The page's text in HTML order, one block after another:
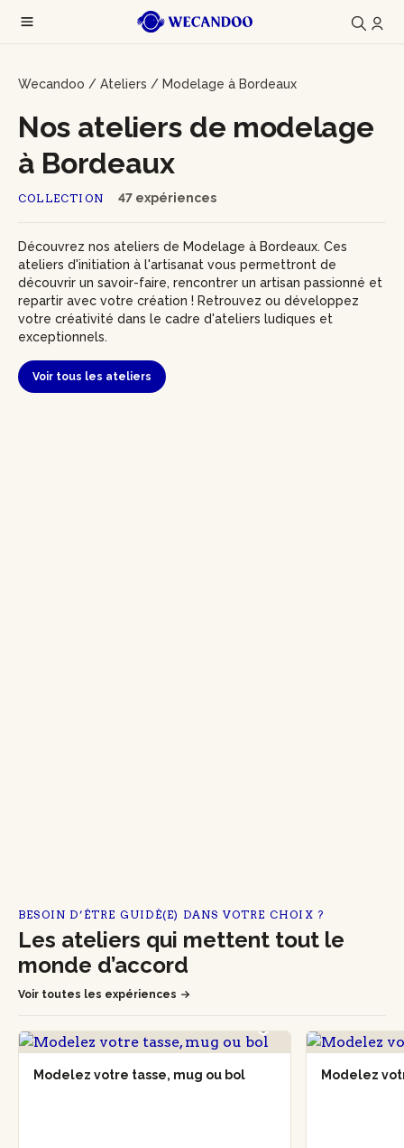
Wecandoo / Ateliers / Modelage à Bordeaux
COLLECTION 47 expériences
Nos ateliers de modelage
à Bordeaux
Découvrez nos ateliers de Modelage à Bordeaux. Ces
ateliers d'initiation à l'artisanat vous permettront de
découvrir un savoir-faire, rencontrer un artisan passionné et
repartir avec votre création ! Retrouvez ou développez
votre créativité dans le cadre d'ateliers ludiques et
exceptionnels.
Voir tous les ateliers
BESOIN D’ÊTRE GUIDÉ(E) DANS VOTRE CHOIX ?
Les ateliers qui mettent tout le
monde d’accord
Voir toutes les expériences
Modelez votre tasse, mug ou bol Modelez